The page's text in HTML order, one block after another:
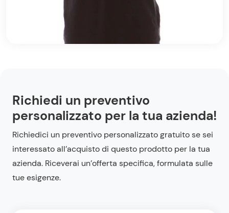
Richiedi un preventivo
personalizzato per la tua azienda!
Richiedici un preventivo personalizzato gratuito se sei
interessato all’acquisto di questo prodotto per la tua
azienda. Riceverai un’offerta specifica, formulata sulle
tue esigenze.